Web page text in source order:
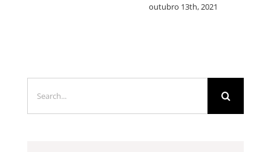
outubro 12th, 2021
for: